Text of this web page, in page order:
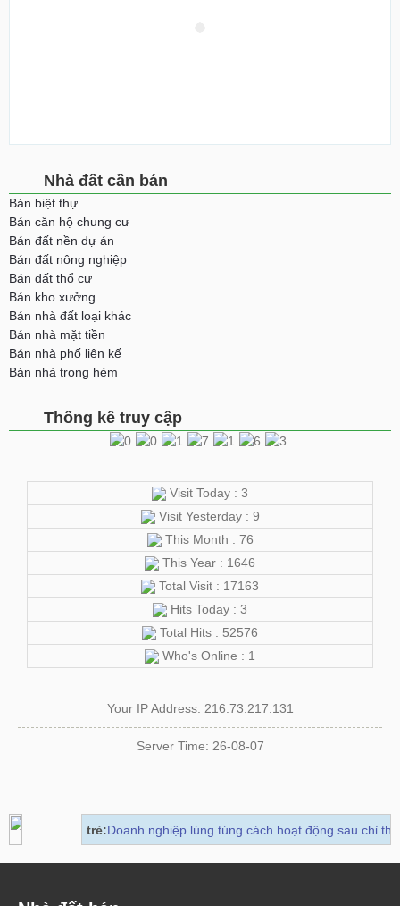
Nhà đất cần bán
Bán biệt thự
Bán căn hộ chung cư
Bán đất nền dự án
Bán đất nông nghiệp
Bán đất thổ cư
Bán kho xưởng
Bán nhà đất loại khác
Bán nhà mặt tiền
Bán nhà phố liên kế
Bán nhà trong hẻm
Thống kê truy cập
Visit Today : 3
Visit Yesterday : 9
This Month : 76
This Year : 1646
Total Visit : 17163
Hits Today : 3
Total Hits : 52576
Who's Online : 1
Your IP Address: 216.73.217.131
Server Time: 26-08-07
Doanh nghiệp lúng túng cách hoạt động sau chỉ thị